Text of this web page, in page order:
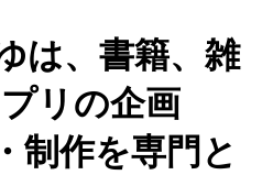
は、書籍、雑
リの企画
制作を専門と